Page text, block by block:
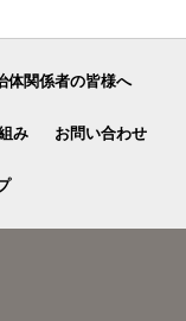
体関係者の皆様へ
み お問い合わせ